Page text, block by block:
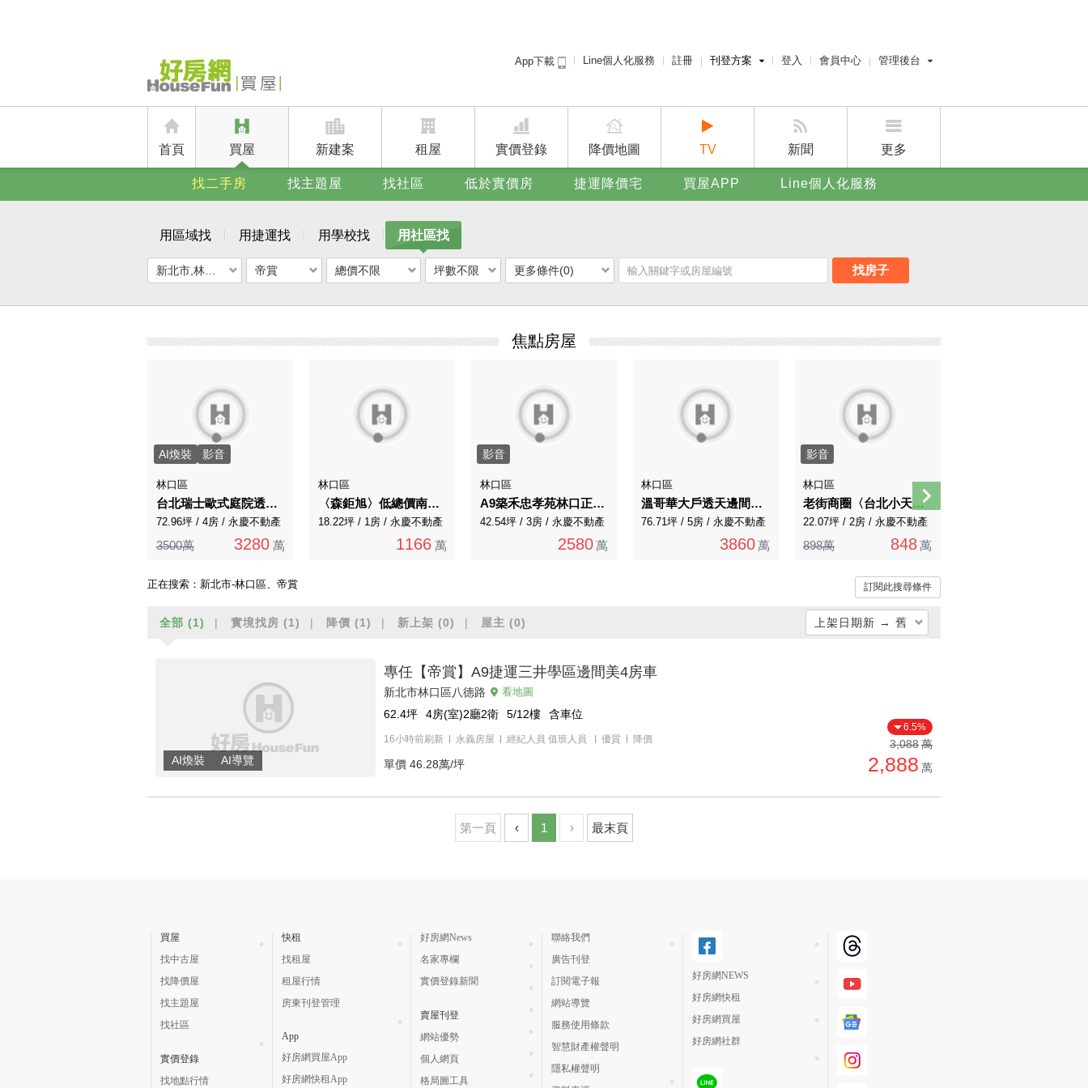
App下載 Line個人化服務 註冊 刊登方案
賣屋刊登
廣告刊登
登入 會員中心 管理後台
屋主管理後台
首頁 買屋 新建案 租屋 實價登錄 降價地圖 TV 新聞 更多
賣屋刊登
找二手房 找主題屋 找社區 低於實價房 捷運降價宅 買屋APP Line個人化服務
用區域找 用捷運找 用學校找 用社區找
帝賞 總價不限 坪數不限 更多條件(0) 找房子
焦點房屋
AI煥裝 影音
林口區
台北瑞士歐式庭院透天別墅稀有四房
72.96坪 / 4房 / 永慶不動產
3500萬 3280 萬
林口區
〈森鉅旭〉低總價南勢學區景觀精品美宅
18.22坪 / 1房 / 永慶不動產
1166 萬
影音
林口區
A9築禾忠孝苑林口正核心邊間三房車
42.54坪 / 3房 / 永慶不動產
2580 萬
林口區
溫哥華大戶透天邊間方正一樓有孝親房可停三台車
76.71坪 / 5房 / 永慶不動產
3860 萬
影音
林口區
老街商圈〈台北小天地一期〉邊間採光兩房車
22.07坪 / 2房 / 永慶不動產
898萬 848 萬
正在搜索： 新北市-林口區、帝賞 訂閱此搜尋條件
全部 (1) 實境找房 (1) 降價 (1) 新上架 (0) 屋主 (0) 上架日期新 → 舊
單價高 → 低
降價幅度高 → 低
專任【帝賞】A9捷運三井學區邊間美4房車
新北市林口區八德路 看地圖
62.4坪 4房(室)2廳2衛 5/12樓 含車位
16小時前刷新 永義房屋 經紀人員 值班人員 優質 降價
單價 46.28萬/坪
6.5%
3,088萬
2,888 萬
第一頁 ‹ 1 › 最末頁
買屋
找中古屋
找降價屋
找主題屋
找社區
實價登錄
找地點行情
快租
找租屋
租屋行情
房東刊登管理
App
好房網買屋App
好房網快租App
好房網News
名家專欄
實價登錄新聞
賣屋刊登
網站優勢
個人網頁
格局圖工具
聯絡我們
廣告刊登
訂閱電子報
網站導覽
服務使用條款
智慧財產權聲明
隱私權聲明
好房網NEWS
好房網快租
好房網買屋
好房網社群